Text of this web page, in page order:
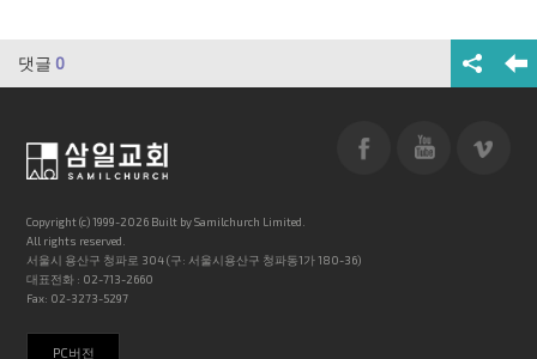
댓글 0
Copyright (c) 1999-2026 Built by Samilchurch Limited.
All rights reserved.
서울시 용산구 청파로 304 (구: 서울시용산구 청파동1가 180-36)
대표전화 : 02-713-2660
Fax: 02-3273-5297
PC버전